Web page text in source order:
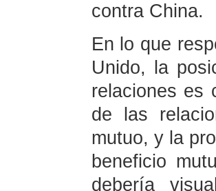
contra China.
En lo que
Unido, la
relaciones es
de las
mutuo, y la
beneficio
debería